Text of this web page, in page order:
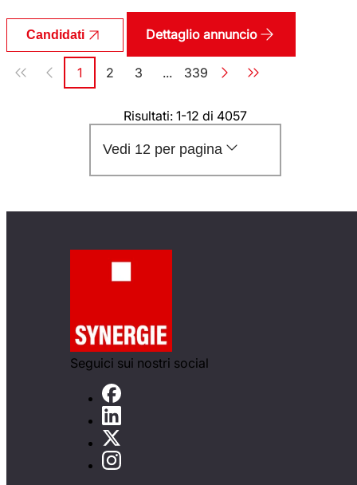
Candidati Dettaglio annuncio
Paginazione
Pagina
1 Pagina
2 Pagina
3 ... Pagina
339
Risultati: 1-12 di 4057
Vedi 12 per pagina
Seguici sui nostri social